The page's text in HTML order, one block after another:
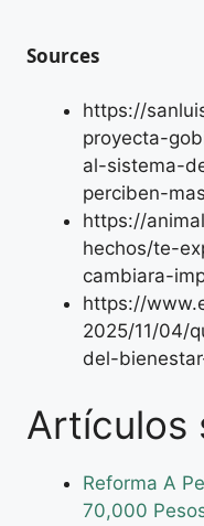
Sources
https://
proyecta-
al-sistema-
perciben-
https://
hechos/te-
cambiara-
https://
2025/11/04/
del-
Artículos
Reforma A
70,000